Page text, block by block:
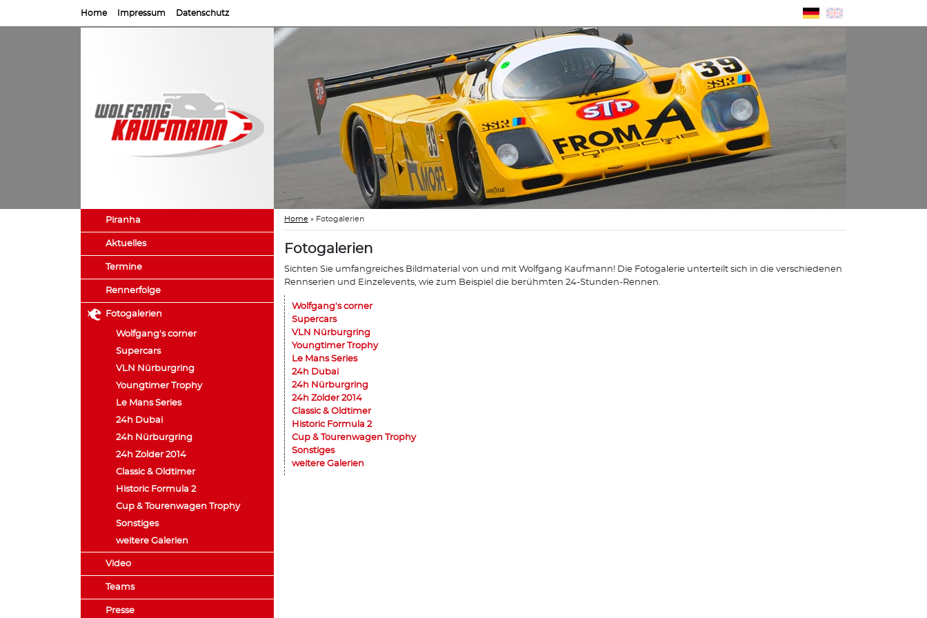
Home Impressum Datenschutz
Piranha
Aktuelles
Termine
Rennerfolge
Fotogalerien
Wolfgang's corner
Supercars
VLN Nürburgring
Youngtimer Trophy
Le Mans Series
24h Dubai
24h Nürburgring
24h Zolder 2014
Classic & Oldtimer
Historic Formula 2
Cup & Tourenwagen Trophy
Sonstiges
weitere Galerien
Video
Teams
Presse
Home » Fotogalerien
Fotogalerien
Sichten Sie umfangreiches Bildmaterial von und mit Wolfgang Kaufmann! Die Fotogalerie unterteilt sich in die verschiedenen
Rennserien und Einzelevents, wie zum Beispiel die berühmten 24-Stunden-Rennen.
Wolfgang's corner
Supercars
VLN Nürburgring
Youngtimer Trophy
Le Mans Series
24h Dubai
24h Nürburgring
24h Zolder 2014
Classic & Oldtimer
Historic Formula 2
Cup & Tourenwagen Trophy
Sonstiges
weitere Galerien